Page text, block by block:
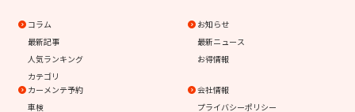
コラム
最新記事
人気ランキング
カテゴリ
お知らせ
最新ニュース
お得情報
カーメンテ予約
車検
会社情報
プライバシーポリシー